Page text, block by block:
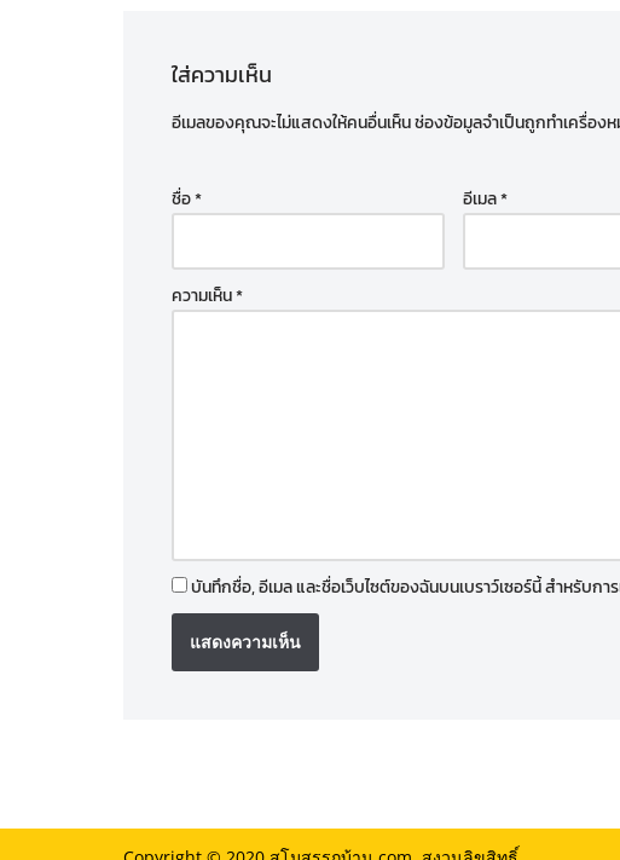
ใส่ความเห็น
อีเมลของคุณจะไม่แสดงให้คนอื่นเห็นช่องข้อมูลจำเป็นถูกทำเครื่อง
ชื่อ* อีเมล*
ความเห็น*
บันทึกชื่อ, อีเมล และชื่อเว็บไซต์ของฉันบนเบราว์เซอร์นี้ สำหรับก